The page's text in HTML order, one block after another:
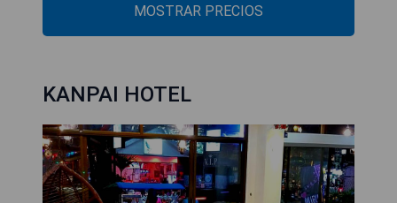
MOSTRAR PRECIOS
KANPAI HOTEL